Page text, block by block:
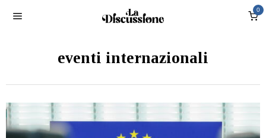
0
eventi internazionali